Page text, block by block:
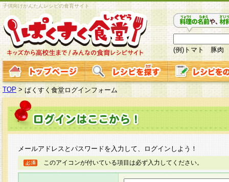
子供向けかんたんレシピの食育サイト
(例)トマト 豚肉
TOP > ぱくすく食堂ログインフォーム
メールアドレスとパスワードを入力して、ログインしよう！
このアイコンが付いている項目は必ず入力してください。